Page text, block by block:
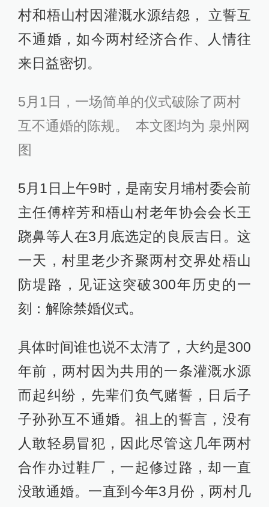
村和梧山村因灌溉水源结怨， 立誓互
不通婚，如今两村经济合作、人情往
来日益密切。
5月1日，一场简单的仪式破除了两村
互不通婚的陈规。 本文图均为 泉州网
图
5月1日上午9时，是南安月埔村委会前
主任傅梓芳和梧山村老年协会会长王
跷鼻等人在3月底选定的良辰吉日。这
一天，村里老少齐聚两村交界处梧山
防堤路，见证这突破300年历史的一
刻：解除禁婚仪式。
具体时间谁也说不太清了，大约是300
年前，两村因为共用的一条灌溉水源
而起纠纷，先辈们负气赌誓，日后子
子孙孙互不通婚。祖上的誓言，没有
人敢轻易冒犯，因此尽管这几年两村
合作办过鞋厂，一起修过路，却一直
没敢通婚。一直到今年3月份，两村几